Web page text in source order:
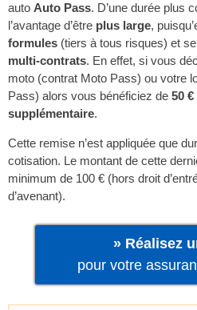
auto Auto Pass. D’une durée plus
l’avantage d’être plus large,
formules (tiers à tous risques) et
multi-contrats. En effet, si vous
moto (contrat Moto Pass) ou votre
Pass) alors vous bénéficiez de 50
supplémentaire.
Cette remise n’est appliquée que
cotisation. Le montant de cette
minimum de 100 € (hors droit
d’avenant).
» Réalisez
pour votre